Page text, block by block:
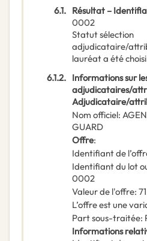
6.1. Résultat –
0002
Statut sélection
adjudicataire/
lauréat a été
6.1.2. Informations sur
adjudicataires/
Adjudicataire/
Nom officiel:
GUARD
Offre:
Identifiant de
Identifiant du lot
0002
Valeur de l'offre:
L’offre est une
Part sous-traitée:
Informations